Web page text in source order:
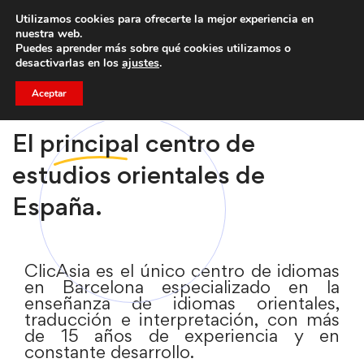
Trae a un amigo y llevaos un total de 75€ de descuento.
El principal centro de
estudios orientales de
España.
ClicAsia es el único centro de idiomas
en Barcelona especializado en la
enseñanza de idiomas orientales,
traducción e interpretación, con más
de 15 años de experiencia y en
constante desarrollo.
Utilizamos cookies para ofrecerte la mejor experiencia en
nuestra web.
Puedes aprender más sobre qué cookies utilizamos o
desactivarlas en los ajustes.
Aceptar